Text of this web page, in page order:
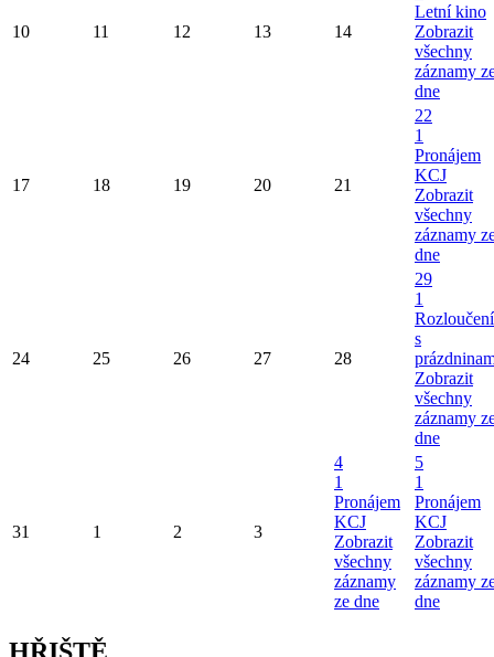
10 11 12 13 14
Letní kino
Zobrazit
všechny
záznamy
dne
17 18 19 20 21
22
1
Pronájem
KCJ
Zobrazit
všechny
záznamy
dne
24 25 26 27 28
29
1
Rozloučení
s
Zobrazit
všechny
záznamy
dne
31 1 2 3
4
1
Pronájem
KCJ
Zobrazit
všechny
záznamy
ze dne
5
1
Pronájem
KCJ
Zobrazit
všechny
záznamy
dne
HŘIŠTĚ